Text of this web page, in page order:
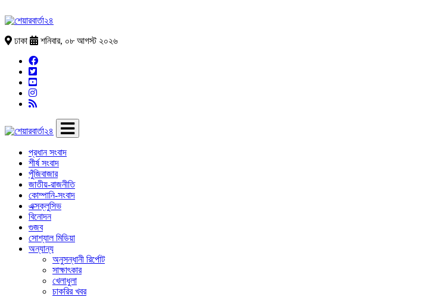
ঢাকা শনিবার, ০৮ আগস্ট ২০২৬
প্রধান সংবাদ
শীর্ষ সংবাদ
পুঁজিবাজার
জাতীয়-রাজনীতি
কোম্পানি-সংবাদ
এক্সক্লুসিভ
বিনোদন
গুজব
সোশ্যাল মিডিয়া
অন্যান্য
অনুসন্ধানী রির্পোট
সাক্ষাৎকার
খেলাধুলা
চাকরির খবর